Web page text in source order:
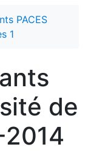
PACES
1
de
2014